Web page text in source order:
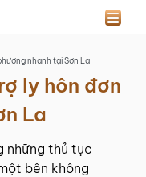
nhanh tại Sơn La
ly hôn đơn
La
những thủ tục
bên không